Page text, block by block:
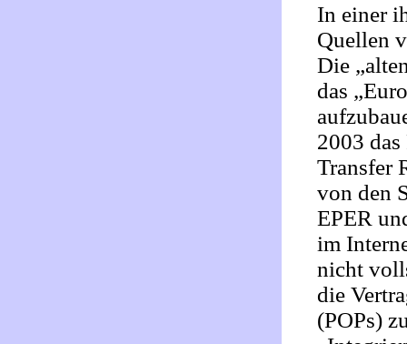
In einer
Quellen
Die
das
2003
Transfer
von den
EPER
im
nicht
die
(POPs)